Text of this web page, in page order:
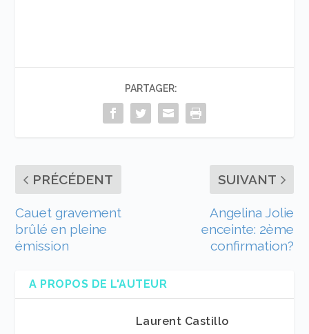
PARTAGER:
PRÉCÉDENT
Cauet gravement
brûlé en pleine
émission
SUIVANT
Angelina Jolie
enceinte: 2ème
confirmation?
A PROPOS DE L'AUTEUR
Laurent Castillo